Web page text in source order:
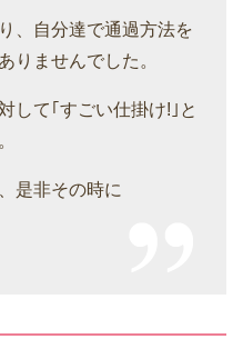
、自分達で通過方法を
りませんでした。
して｢すごい仕掛け!｣と
是非その時に